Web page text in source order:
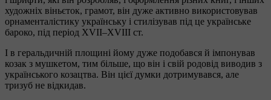
художніх віньєток, грамот, він дуже активно використовував
орнаменталістику українську і стилізував під це українське
бароко, під період XVII–XVIII ст.
І в геральдичній площині йому дуже подобався й імпонував
козак з мушкетом, тим більше, що він і свій родовід виводив з
українського козацтва. Він цієї думки дотримувався, але
тризуб не відкидав.